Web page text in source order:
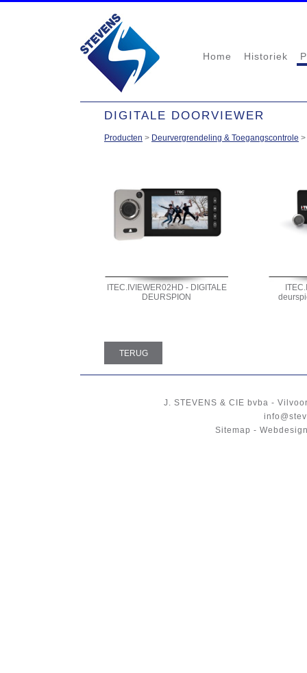
Home Historiek
DIGITALE DOORVIEWER
Producten > Deurvergrendeling & Toegangscontrole >
ITEC.IVIEWER02HD - DIGITALE
DEURSPION
TERUG
J. STEVENS & CIE bvba -
Sitemap -